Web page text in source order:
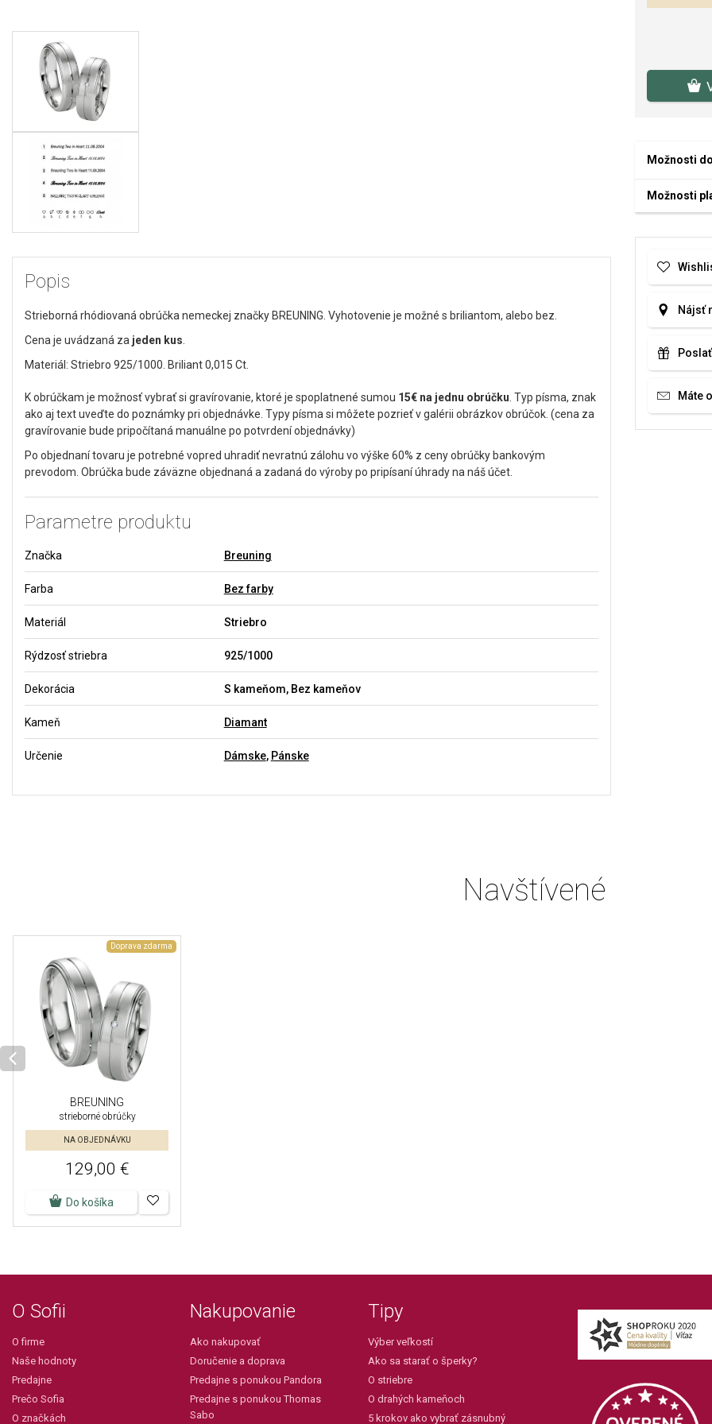
Popis
Strieborná rhódiovaná obrúčka nemeckej značky BREUNING. Vyhotovenie je možné s briliantom, alebo bez.
Cena je uvádzaná za jeden kus
Materiál: Striebro 925/1000. Briliant 0,015 Ct.
K obrúčkam je možnosť vybrať si gravírovanie, ktoré je spoplatnené sumou 15€ na jednu obrúčku . Typ písma, znak
ako aj text uveďte do poznámky pri objednávke. Typy písma si môžete pozrieť v galérii obrázkov obrúčok. (cena za
gravírovanie bude pripočítaná manuálne po potvrdení objednávky)
Po objednaní tovaru je potrebné vopred uhradiť nevratnú zálohu vo výške 60% z ceny obrúčky bankovým
prevodom. Obrúčka bude záväzne objednaná a zadaná do výroby po pripísaní úhrady na náš účet.
Parametre produktu
Značka Breuning
Farba Bez farby
Materiál Striebro
Rýdzosť striebra 925/1000
Dekorácia S kameňom, Bez kameňov
Kameň Diamant
Určenie Dámske, Pánske
Možnosti
Možnosti
Nájsť
Máte
Navštívené
Doprava zdarma
BREUNING
strieborné obrúčky
NA OBJEDNÁVKU
129,00 €
Do košíka
O Sofii
O firme
Naše hodnoty
Predajne
Prečo Sofia
O značkách
Nakupovanie
Ako nakupovať
Doručenie a doprava
Predajne s ponukou Pandora
Predajne s ponukou Thomas
Sabo
Tipy
Výber veľkostí
Ako sa starať o šperky?
O striebre
O drahých kameňoch
5 krokov ako vybrať zásnubný